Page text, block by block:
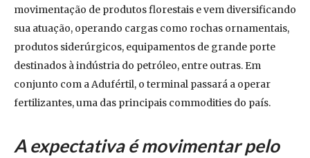
movimentação de produtos florestais e vem diversificando
sua atuação, operando cargas como rochas ornamentais,
produtos siderúrgicos, equipamentos de grande porte
destinados à indústria do petróleo, entre outras. Em
conjunto com a Adufértil, o terminal passará a operar
fertilizantes, uma das principais commodities do país.
A expectativa é movimentar pelo